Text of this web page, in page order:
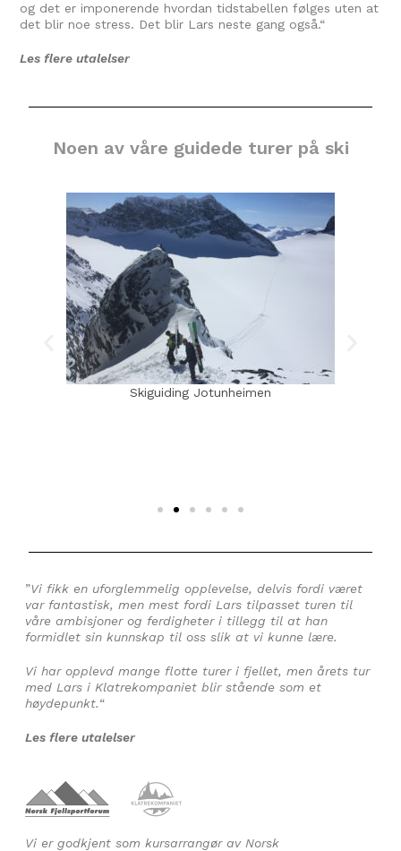
og det er imponerende hvordan tidstabellen følges uten at
det blir noe stress. Det blir Lars neste gang også.“
Les flere utalelser
Noen av våre guidede turer på ski
Skiguiding Jotunheimen
”Vi fikk en uforglemmelig opplevelse, delvis fordi været
var fantastisk, men mest fordi Lars tilpasset turen til
våre ambisjoner og ferdigheter i tillegg til at han
formidlet sin kunnskap til oss slik at vi kunne lære.
Vi har opplevd mange flotte turer i fjellet, men årets tur
med Lars i Klatrekompaniet blir stående som et
høydepunkt.“
Les flere utalelser
Vi er godkjent som kursarrangør av Norsk